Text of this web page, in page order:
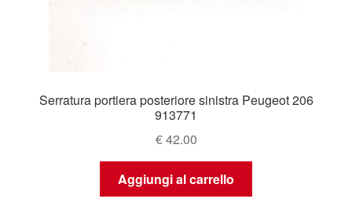
Serratura portiera posteriore sinistra Peugeot 206
913771
€42.00
Aggiungi al carrello